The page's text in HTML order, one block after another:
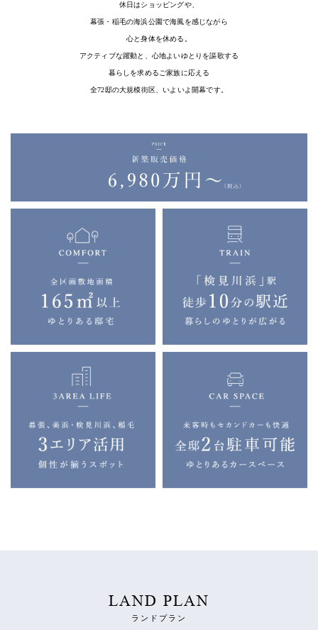
休日はショッピングや、
幕張・稲毛の海浜公園で海風を感じながら
心と身体を休める。
アクティブな躍動と、心地よいゆとりを謳歌する
暮らしを求めるご家族に応える
全72邸の大規模街区、いよいよ開幕です。
LAND PLAN
ランドプラン